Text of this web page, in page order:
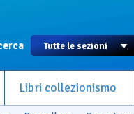
Libri collezionismo